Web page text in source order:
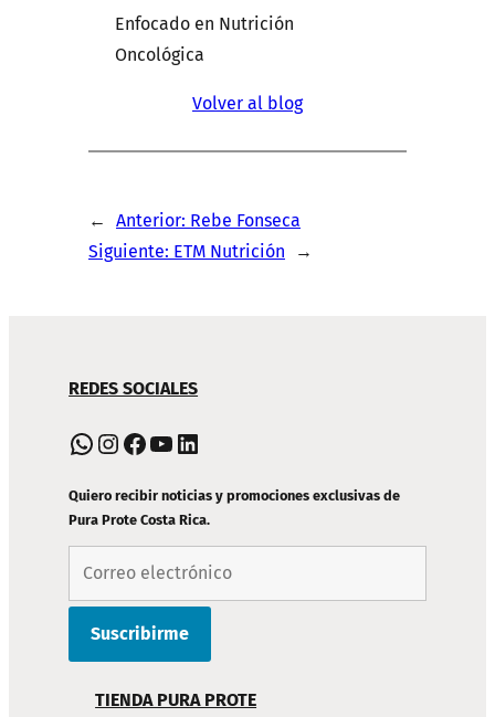
Enfocado en Nutrición
Oncológica
Volver al blog
← Anterior: Rebe Fonseca
Siguiente: ETM Nutrición →
DE
PIE
DE
PÁGINA
REDES SOCIALES
WhatsApp Instagram Facebook YouTube LinkedIn
Quiero recibir noticias y promociones exclusivas de
Pura Prote Costa Rica.
TIENDA PURA PROTE